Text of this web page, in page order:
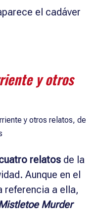
el cadáver
y otros
relatos de la
Aunque en el
referencia a ella,
Murder